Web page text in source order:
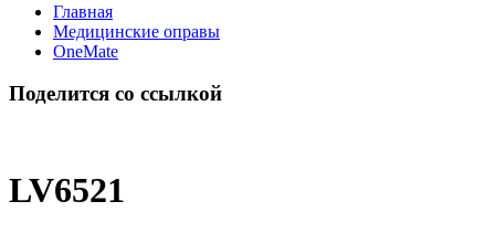
Главная
Медицинские оправы
OneMate
Поделится со ссылкой
LV6521